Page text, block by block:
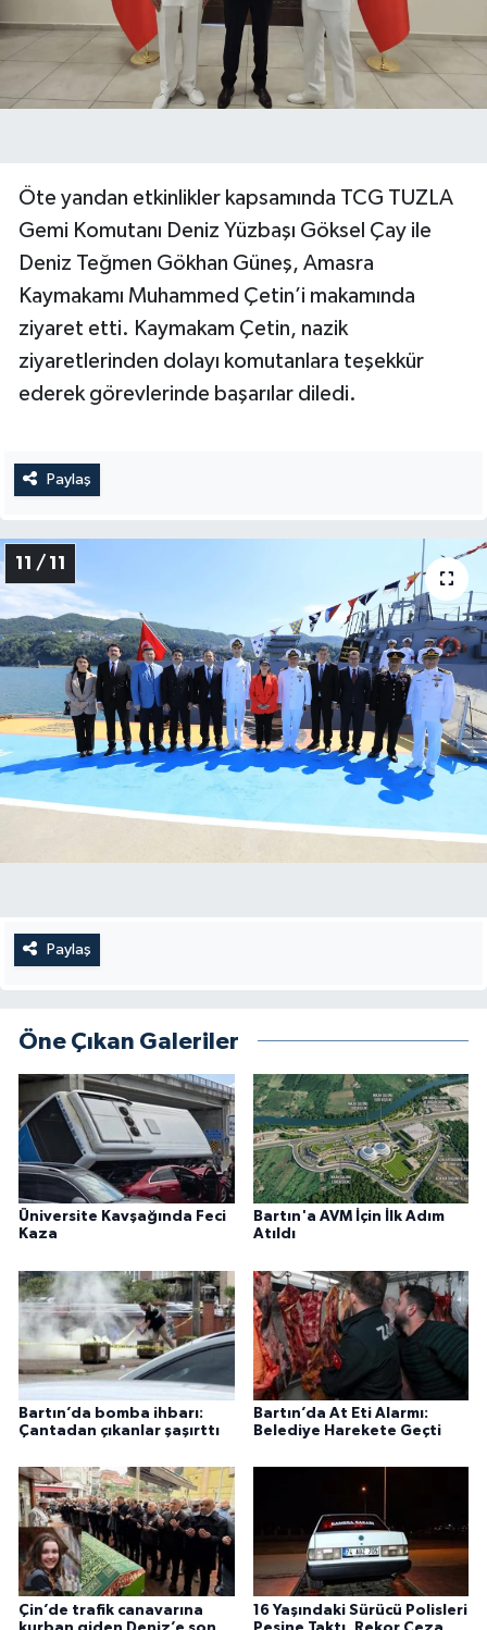
Öte yandan etkinlikler kapsamında TCG TUZLA
Gemi Komutanı Deniz Yüzbaşı Göksel Çay ile
Deniz Teğmen Gökhan Güneş, Amasra
Kaymakamı Muhammed Çetin’i makamında
ziyaret etti. Kaymakam Çetin, nazik
ziyaretlerinden dolayı komutanlara teşekkür
ederek görevlerinde başarılar diledi.
Paylaş
11 / 11
Paylaş
Öne Çıkan Galeriler
Üniversite Kavşağında Feci
Kaza
Bartın'a AVM İçin İlk Adım
Atıldı
Bartın’da bomba ihbarı:
Çantadan çıkanlar şaşırttı
Bartın’da At Eti Alarmı:
Belediye Harekete Geçti
Çin’de trafik canavarına
16 Yaşındaki Sürücü Polisleri